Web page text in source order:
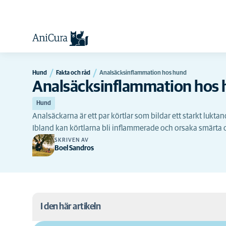
Hund Fakta och råd Analsäcksinflammation hos hund
Analsäcksinflammation hos
Hund
Analsäckarna är ett par körtlar som bildar ett starkt
Ibland kan körtlarna bli inflammerade och orsaka smärta
SKRIVEN AV
Boel Sandros
I den här artikeln